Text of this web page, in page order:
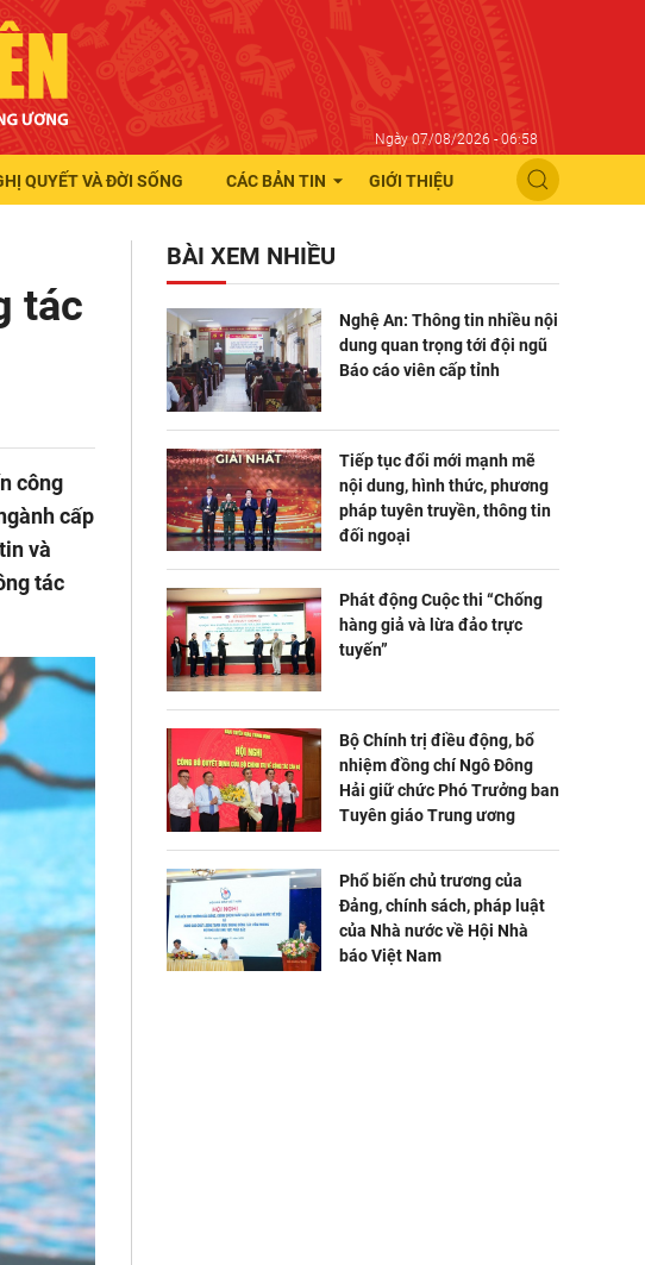
Ngày 07/08/2026 - 06:58
QUYẾT VÀ ĐỜI SỐNG CÁC BẢN TIN GIỚI THIỆU
tác
công
cấp
và
tác
BÀI XEM NHIỀU
Nghệ An: Thông tin nhiều nội
dung quan trọng tới đội ngũ
Báo cáo viên cấp tỉnh
Tiếp tục đổi mới mạnh mẽ
nội dung, hình thức, phương
pháp tuyên truyền, thông tin
đối ngoại
Phát động Cuộc thi “Chống
hàng giả và lừa đảo trực
tuyến”
Bộ Chính trị điều động, bổ
nhiệm đồng chí Ngô Đông
Hải giữ chức Phó Trưởng ban
Tuyên giáo Trung ương
Phổ biến chủ trương của
Đảng, chính sách, pháp luật
của Nhà nước về Hội Nhà
báo Việt Nam